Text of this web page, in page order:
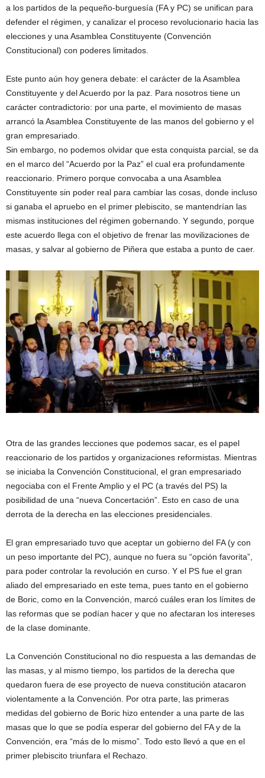
a los partidos de la pequeño-burguesía (FA y PC) se unifican para
defender el régimen, y canalizar el proceso revolucionario hacia las
elecciones y una Asamblea Constituyente (Convención
Constitucional) con poderes limitados.
Este punto aún hoy genera debate: el carácter de la Asamblea
Constituyente y del Acuerdo por la paz. Para nosotros tiene un
carácter contradictorio: por una parte, el movimiento de masas
arrancó la Asamblea Constituyente de las manos del gobierno y el
gran empresariado.
Sin embargo, no podemos olvidar que esta conquista parcial, se da
en el marco del “Acuerdo por la Paz” el cual era profundamente
reaccionario. Primero porque convocaba a una Asamblea
Constituyente sin poder real para cambiar las cosas, donde incluso
si ganaba el apruebo en el primer plebiscito, se mantendrían las
mismas instituciones del régimen gobernando. Y segundo, porque
este acuerdo llega con el objetivo de frenar las movilizaciones de
masas, y salvar al gobierno de Piñera que estaba a punto de caer.
Otra de las grandes lecciones que podemos sacar, es el papel
reaccionario de los partidos y organizaciones reformistas. Mientras
se iniciaba la Convención Constitucional, el gran empresariado
negociaba con el Frente Amplio y el PC (a través del PS) la
posibilidad de una “nueva Concertación”. Esto en caso de una
derrota de la derecha en las elecciones presidenciales.
El gran empresariado tuvo que aceptar un gobierno del FA (y con
un peso importante del PC), aunque no fuera su “opción favorita”,
para poder controlar la revolución en curso. Y el PS fue el gran
aliado del empresariado en este tema, pues tanto en el gobierno
de Boric, como en la Convención, marcó cuáles eran los límites de
las reformas que se podían hacer y que no afectaran los intereses
de la clase dominante.
La Convención Constitucional no dio respuesta a las demandas de
las masas, y al mismo tiempo, los partidos de la derecha que
quedaron fuera de ese proyecto de nueva constitución atacaron
violentamente a la Convención. Por otra parte, las primeras
medidas del gobierno de Boric hizo entender a una parte de las
masas que lo que se podía esperar del gobierno del FA y de la
Convención, era “más de lo mismo”. Todo esto llevó a que en el
primer plebiscito triunfara el Rechazo.